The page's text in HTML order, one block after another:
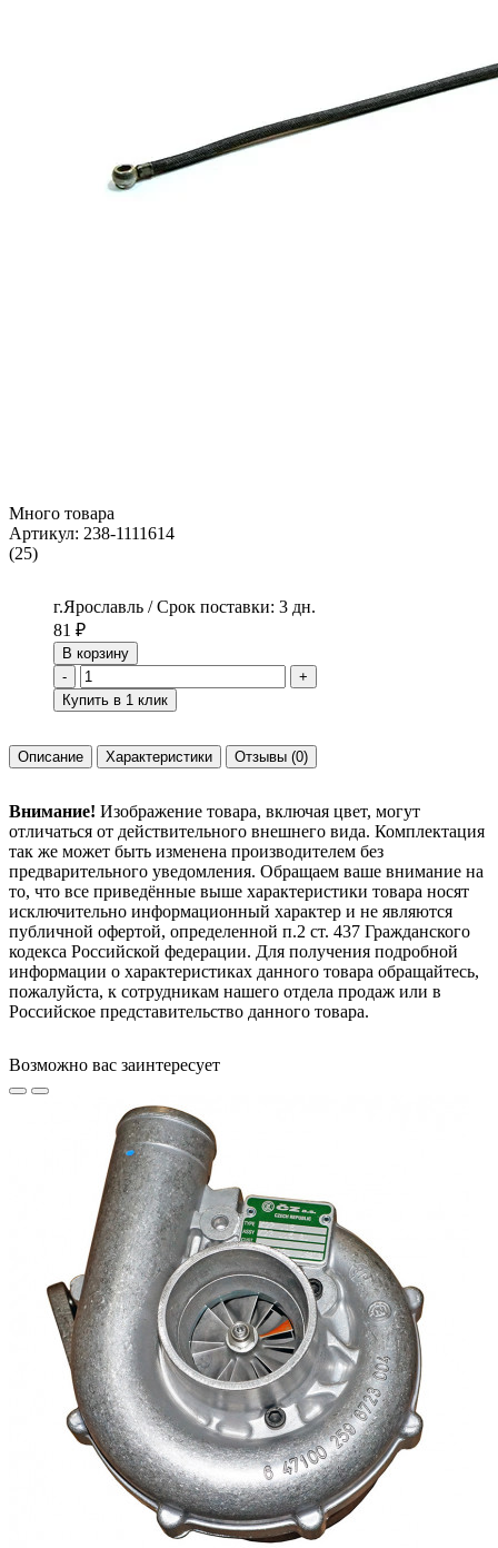
Много товара
Артикул: 238-1111614
(25)
г.Ярославль / Срок поставки: 3 дн.
81 ₽
В корзину
-
+
Купить в 1 клик
Описание Характеристики Отзывы (0)
Внимание! Изображение товара, включая цвет, могут
отличаться от действительного внешнего вида. Комплектация
так же может быть изменена производителем без
предварительного уведомления. Обращаем ваше внимание на
то, что все приведённые выше характеристики товара носят
исключительно информационный характер и не являются
публичной офертой, определенной п.2 ст. 437 Гражданского
кодекса Российской федерации. Для получения подробной
информации о характеристиках данного товара обращайтесь,
пожалуйста, к сотрудникам нашего отдела продаж или в
Российское представительство данного товара.
Возможно вас заинтересует